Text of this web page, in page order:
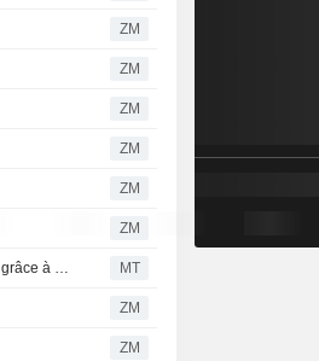
ZM
ZM
ZM
ZM
ZM
ZM
D.R. Horton : les résultats trimestriels devraient dépasser les attentes grâce à plusieurs vents porteurs, selon Oppenheimer MT
ZM
ZM